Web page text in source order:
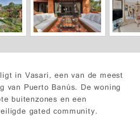
in Vasari, een van de meest
van Puerto Banús. De woning
buitenzones en een
gated community.